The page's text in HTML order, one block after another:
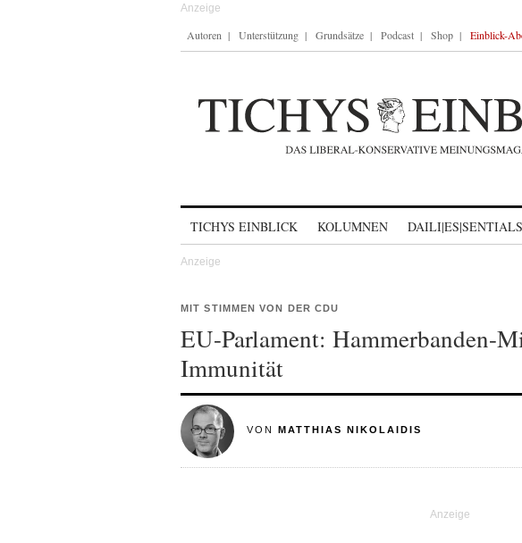
Autoren Unterstützung Grundsätze Podcast Shop Einblick-
TICHYS EINBLICK KOLUMNEN DAILI|ES|SENTIALS
MIT STIMMEN VON DER CDU
EU-Parlament: Hammerbanden-
Immunität
VON MATTHIAS NIKOLAIDIS